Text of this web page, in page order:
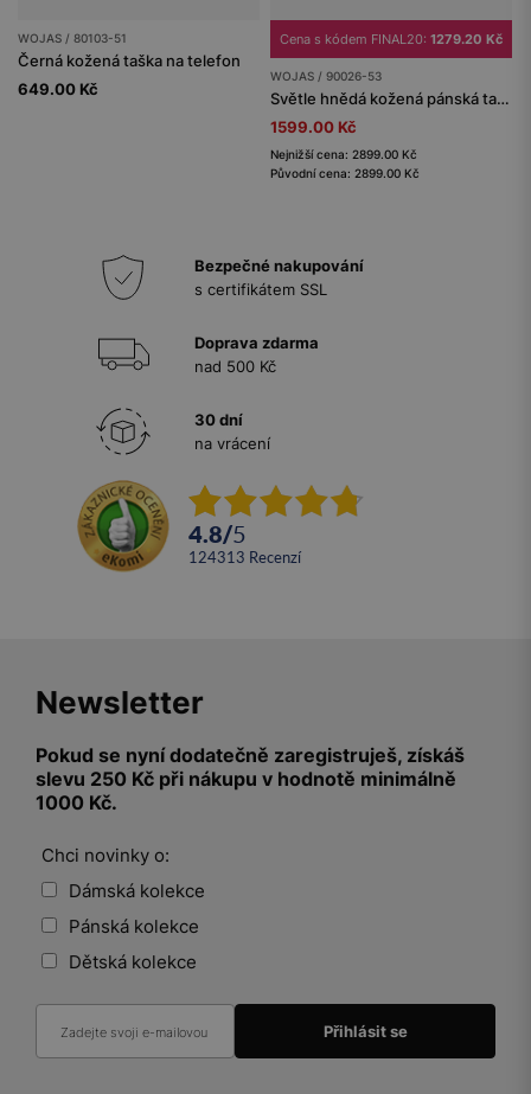
WOJAS / 80103-51
Černá kožená taška na telefon
649.00 Kč
Cena s kódem FINAL20: 1279.20 Kč
WOJAS / 90026-53
Světle hnědá kožená pánská taška přes rameno
1599.00 Kč
Nejnižší cena: 2899.00 Kč
Původní cena: 2899.00 Kč
Bezpečné nakupování
s certifikátem SSL
Doprava zdarma
nad 500 Kč
30 dní
na vrácení
4.8/5
124313 recenzí
Newsletter
Pokud se nyní dodatečně zaregistruješ, získáš
slevu 250 Kč při nákupu v hodnotě minimálně
1000 Kč.
Chci novinky o:
Dámská kolekce
Pánská kolekce
Dětská kolekce